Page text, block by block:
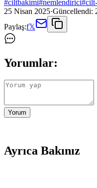
#ciltbakimi#nemlendirici#
25 Nisan 2025·Güncellendi:
Paylaş:f𝕏
Yorumlar:
Yorum
Ayrıca Bakınız